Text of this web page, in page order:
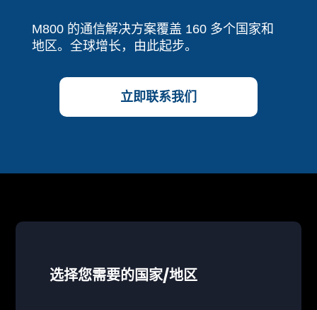
M800 的通信解决方案覆盖 160 多个国家和
地区。全球增长，由此起步。
立即联系我们
选择您需要的国家/地区